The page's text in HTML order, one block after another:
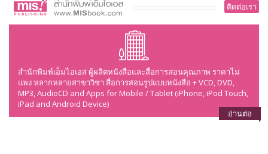
ติดต่อเรา
สำนักพิมพ์เอ็มไอเอส ผู้ผลิตหนังสือและสื่อการสอนคุณภาพ ราคาไม่
แพง หลากหลายสาขาวิชา สื่อการสอนรูปแบบหนังสือ + VCD, DVD,
MP3, AudioCD and Apps for Mobile / Tablet (iPhone, iPod Touch,
iPad and Android Device)
อ่านต่อ